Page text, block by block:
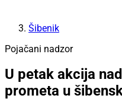
Šibenik
Pojačani nadzor
U petak akcija
prometa u